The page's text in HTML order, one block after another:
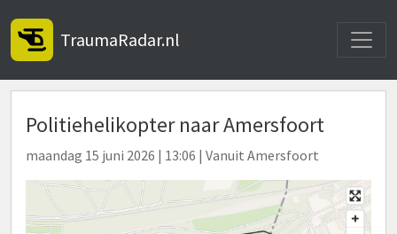
TraumaRadar.nl
Politiehelikopter naar Amersfoort
maandag 15 juni 2026 | 13:06 | Vanuit Amersfoort